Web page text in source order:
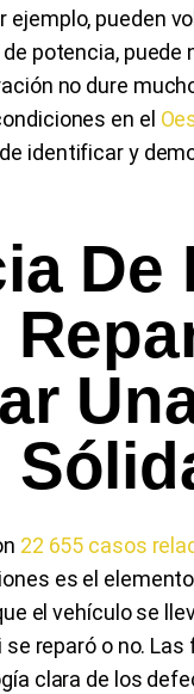
pueden
potencia, puede
no dure
en el
identificar y
De
22 655 casos
es el
el vehículo se
reparó o no.
clara de los